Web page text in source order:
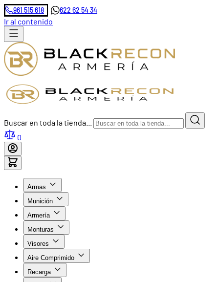
961 515 618 622 62 54 34
Ir al contenido
Buscar en toda la tienda...
0
Armas
Munición
Armería
Monturas
Visores
Aire Comprimido
Recarga